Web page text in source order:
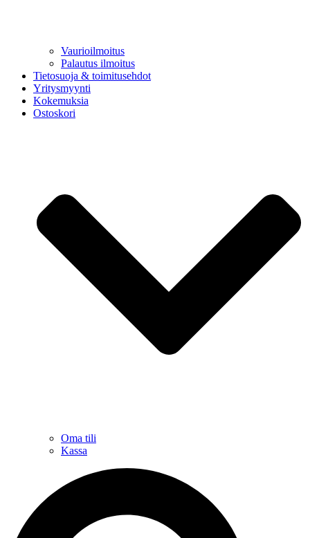
Vaurioilmoitus
Palautus ilmoitus
Tietosuoja & toimitusehdot
Yritysmyynti
Kokemuksia
Ostoskori
Oma tili
Kassa